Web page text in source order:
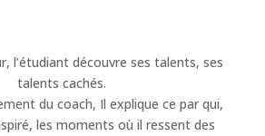
l’étudiant découvre ses talents, ses
talents cachés.
du coach, Il explique ce par qui,
les moments où il ressent des